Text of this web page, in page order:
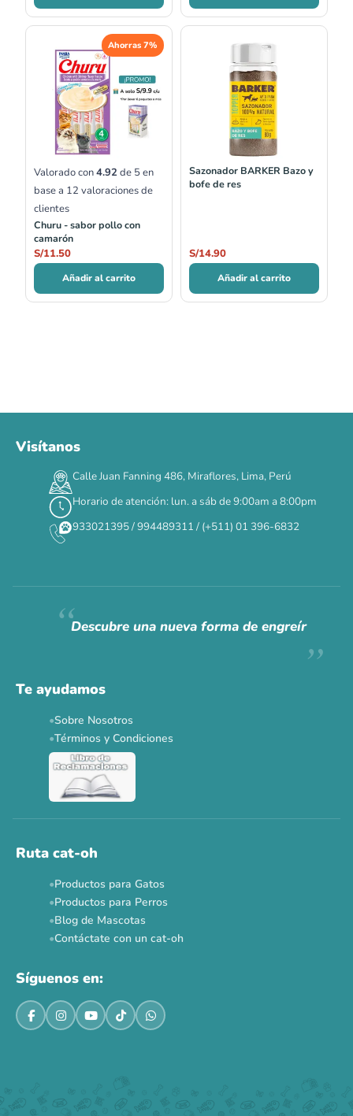
Ahorras 7%
Valorado con4.92de 5 en
base a 12 valoraciones de
clientes
Churu - sabor pollo con
camarón
S/11.50
Añadir al carrito
Sazonador BARKER Bazo y
bofe de res
S/14.90
Añadir al carrito
DÍAS HORAS MIN SEG
✕
Siempre fuimosraros.
Ver todas las promos 🐾
Visítanos
Calle Juan Fanning 486, Miraflores, Lima, Perú
Horario de atención: lun. a sáb de 9:00am a 8:00pm
933021395 / 994489311 / (+511) 01 396-6832
Descubre una nueva forma de engreír
Te ayudamos
Sobre Nosotros
Términos y Condiciones
Ruta cat-oh
Productos para Gatos
Productos para Perros
Blog de Mascotas
Contáctate con un cat-oh
Síguenos en: